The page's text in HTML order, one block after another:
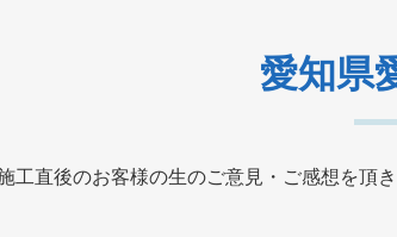
愛知県
工直後のお客様の生のご意見・ご感想を頂き